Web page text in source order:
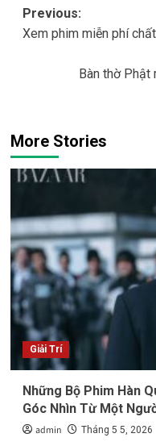
Post
navigation
Previous:
Xem phim miễn phí
Bàn thờ Phật
More Stories
Giải Trí
Những Bộ Phim Hàn
Góc Nhìn Từ Một
admin Tháng 5 5, 2026